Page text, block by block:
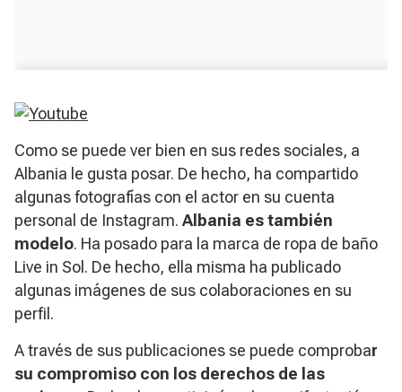
Como se puede ver bien en sus redes sociales, a
Albania le gusta posar. De hecho, ha compartido
algunas fotografías con el actor en su cuenta
personal de Instagram. Albania es también
modelo. Ha posado para la marca de ropa de baño
Live in Sol. De hecho, ella misma ha publicado
algunas imágenes de sus colaboraciones en su
perfil.
A través de sus publicaciones se puede comprobar
su compromiso con los derechos de las